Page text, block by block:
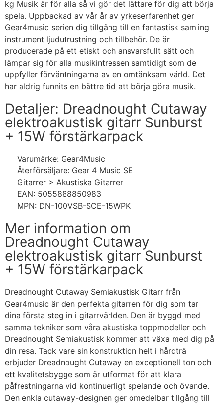
kg Musik är för alla så vi gör det lättare för dig att börja
spela. Uppbackad av vår år av yrkeserfarenhet ger
Gear4music serien dig tillgång till en fantastisk samling
instrument ljudutrustning och tillbehör. De är
producerade på ett etiskt och ansvarsfullt sätt och
lämpar sig för alla musikintressen samtidigt som de
uppfyller förväntningarna av en omtänksam värld. Det
har aldrig funnits en bättre tid att börja göra musik.
Detaljer: Dreadnought Cutaway
elektroakustisk gitarr Sunburst
+ 15W förstärkarpack
Varumärke: Gear4Music
Återförsäljare: Gear 4 Music SE
Gitarrer > Akustiska Gitarrer
EAN: 5055888850983
MPN: DN-100VSB-SCE-15WPK
Mer information om
Dreadnought Cutaway
elektroakustisk gitarr Sunburst
+ 15W förstärkarpack
Dreadnought Cutaway Semiakustisk Gitarr från
Gear4music är den perfekta gitarren för dig som tar
dina första steg in i gitarrvärlden. Den är byggd med
samma tekniker som våra akustiska toppmodeller och
Dreadnought Semiakustisk kommer att växa med dig på
din resa. Tack vare sin konstruktion helt i hårdträ
erbjuder Dreadnought Cutaway en exceptionell ton och
ett kvalitetsbygge som är utformat för att klara
påfrestningarna vid kontinuerligt spelande och övande.
Den enkla cutaway-designen ger omedelbar tillgång till